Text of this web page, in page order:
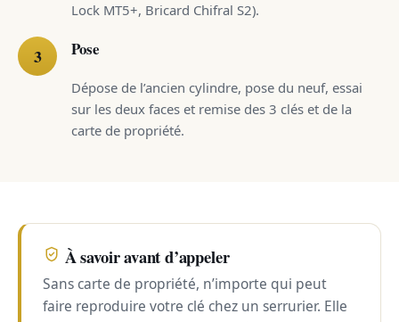
Lock MT5+, Bricard Chifral S2).
Pose
Dépose de l’ancien cylindre, pose du neuf, essai
sur les deux faces et remise des 3 clés et de la
carte de propriété.
À savoir avant d’appeler
Sans carte de propriété, n’importe qui peut
faire reproduire votre clé chez un serrurier. Elle